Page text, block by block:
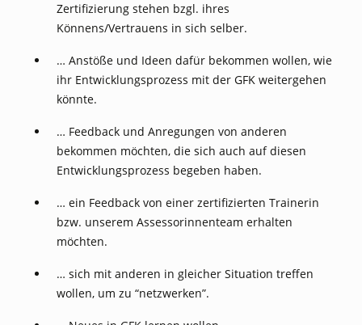
Zertifizierung stehen bzgl. ihres
Könnens/Vertrauens in sich selber.
… Anstöße und Ideen dafür bekommen wollen, wie
ihr Entwicklungsprozess mit der GFK weitergehen
könnte.
… Feedback und Anregungen von anderen
bekommen möchten, die sich auch auf diesen
Entwicklungsprozess begeben haben.
… ein Feedback von einer zertifizierten Trainerin
bzw. unserem Assessorinnenteam erhalten
möchten.
… sich mit anderen in gleicher Situation treffen
wollen, um zu “netzwerken”.